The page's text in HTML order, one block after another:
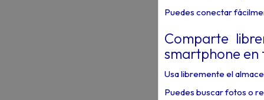
Puedes conectar
Comparte
smartphone en
Usa libremente el
Puedes buscar fotos o